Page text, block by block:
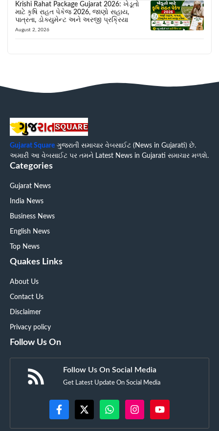
Krishi Rahat Package Gujarat 2026: ખેડૂતો
માટે કૃષિ રાહત પેકેજ 2026, જાણો સહાય,
પાત્રતા, ડોક્યુમેન્ટ અને અરજી પ્રક્રિયા
August 2, 2026
Gujarat Square ગુજરાતી સમાચાર વેબસાઈટ (News in Gujarati) છે.
અમારી આ વેબસાઈટ પર તમને Latest News in Gujarati સમાચાર મળશે.
Categories
Gujarat News
India News
Business News
English News
Top News
Quakes Links
About Us
Contact Us
Disclaimer
Privacy policy
Follow Us On
Follow Us On Social Media
Get Latest Update On Social Media